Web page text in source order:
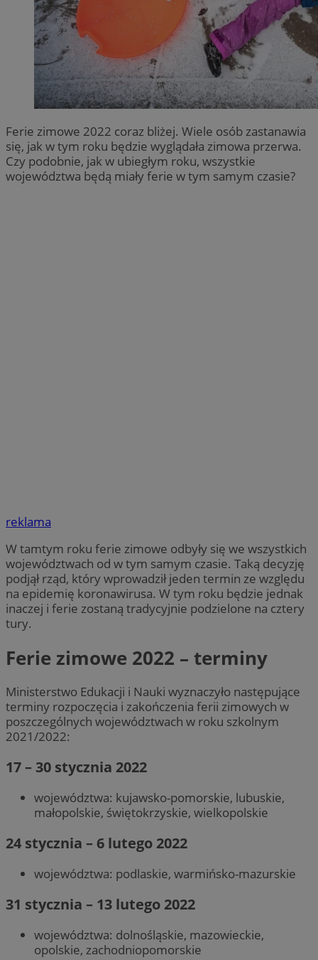
Ferie zimowe 2022 coraz bliżej. Wiele osób zastanawia
się, jak w tym roku będzie wyglądała zimowa przerwa.
Czy podobnie, jak w ubiegłym roku, wszystkie
województwa będą miały ferie w tym samym czasie?
reklama
W tamtym roku ferie zimowe odbyły się we wszystkich
województwach od w tym samym czasie. Taką decyzję
podjął rząd, który wprowadził jeden termin ze względu
na epidemię koronawirusa. W tym roku będzie jednak
inaczej i ferie zostaną tradycyjnie podzielone na cztery
tury.
Ferie zimowe 2022 – terminy
Ministerstwo Edukacji i Nauki wyznaczyło następujące
terminy rozpoczęcia i zakończenia ferii zimowych w
poszczególnych województwach w roku szkolnym
2021/2022:
17 – 30 stycznia 2022
województwa: kujawsko-pomorskie, lubuskie,
małopolskie, świętokrzyskie, wielkopolskie
24 stycznia – 6 lutego 2022
województwa: podlaskie, warmińsko-mazurskie
31 stycznia – 13 lutego 2022
województwa: dolnośląskie, mazowieckie,
opolskie, zachodniopomorskie